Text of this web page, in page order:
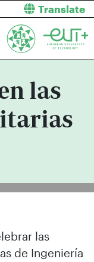
Translate
las
las
de Ingeniería